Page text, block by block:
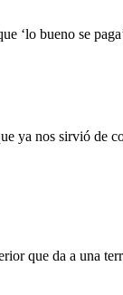
‘lo bueno se
nos sirvió de
que da a una